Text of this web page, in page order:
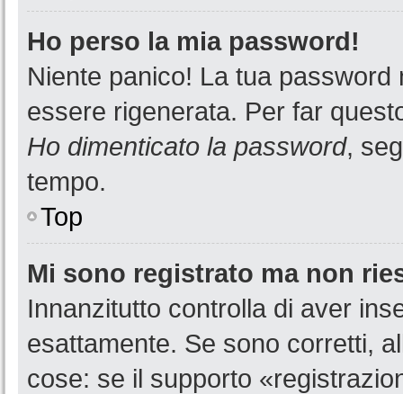
Ho perso la mia password!
Niente panico! La tua
essere rigenerata. Per far
Ho dimenticato la password,
tempo.
Top
Mi sono registrato ma non
Innanzitutto controlla di aver
esattamente. Se sono corretti,
cose: se il supporto